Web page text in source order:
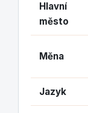
Hlavní
město
Měna
Jazyk